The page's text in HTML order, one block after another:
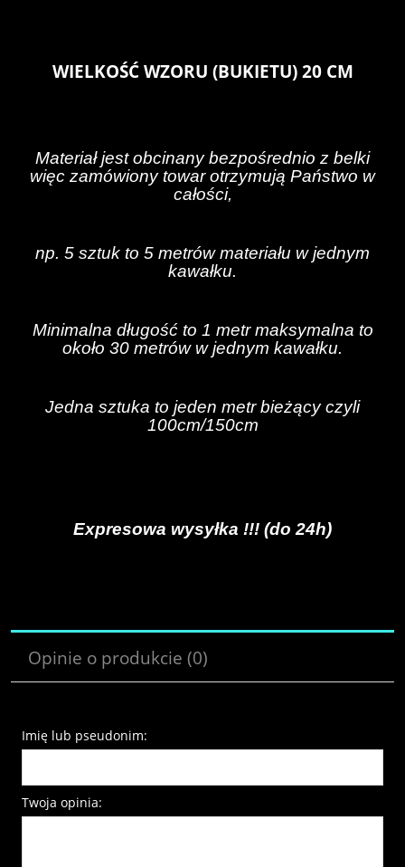
WIELKOŚĆ WZORU (BUKIETU) 20 CM
Materiał jest obcinany bezpośrednio z belki
więc zamówiony towar otrzymują Państwo w
całości,
np. 5 sztuk to 5 metrów materiału w jednym
kawałku.
Minimalna długość to 1 metr maksymalna to
około 30 metrów w jednym kawałku.
Jedna sztuka to jeden metr bieżący czyli
100cm/150cm
Expresowa wysyłka !!! (do 24h)
Opinie o produkcie (0)
Imię lub pseudonim:
Twoja opinia: